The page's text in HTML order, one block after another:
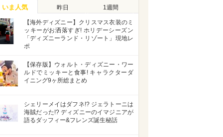
いま人気 昨日 1週間
【海外ディズニー】クリスマス衣装のミ
ッキーがお洒落すぎ! ホリデーシーズン
「ディズニーランド・リゾート」現地レ
ポ
【保存版】ウォルト・ディズニー・ワー
ルドでミッキーと食事! キャラクターダ
イニング9ヶ所総まとめ
シェリーメイはダフネ!? ジェラトーニは
海賊だった!? ディズニーのイマジニアが
語るダッフィー&フレンズ誕生秘話